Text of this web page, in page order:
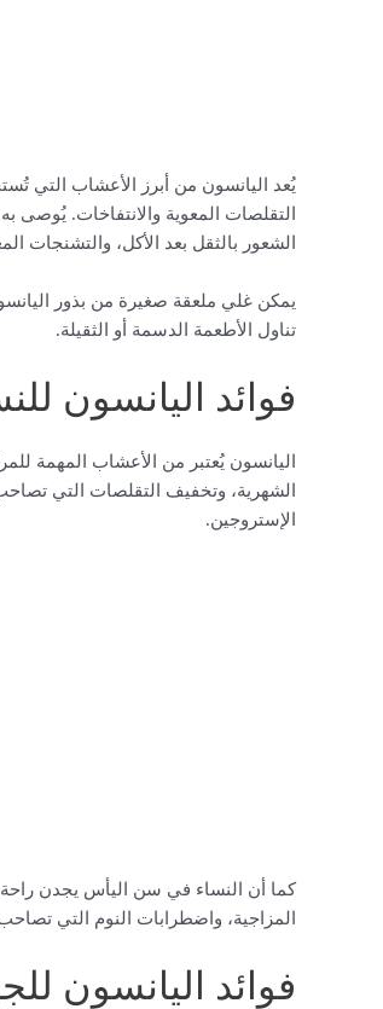
يُعد اليانسون من أبرز الأعشاب التي
التقلصات المعوية والانتفاخات.
الشعور بالثقل بعد الأكل، والتشنجات
يمكن غلي ملعقة صغيرة من بذور
تناول الأطعمة الدسمة أو الثقيلة.
فوائد اليانسون
اليانسون يُعتبر من الأعشاب المهمة
الشهرية، وتخفيف التقلصات التي
الإستروجين.
كما أن النساء في سن اليأس يجدن
المزاجية، واضطرابات النوم التي
فوائد اليانسون